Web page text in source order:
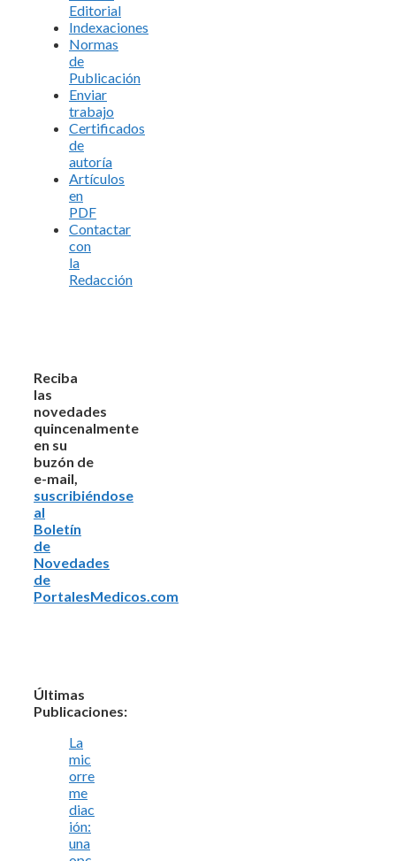
Editorial
Indexaciones
Normas
de
Publicación
Enviar
trabajo
Certificados
de
autoría
Artículos
en
PDF
Contactar
con
la
Redacción
Reciba
las
novedades
quincenalmente
en su
buzón de
e-mail,
suscribiéndose
al
Boletín
de
Novedades
de
PortalesMedicos.com
Últimas
Publicaciones:
La
mic
orre
me
diac
ión:
una